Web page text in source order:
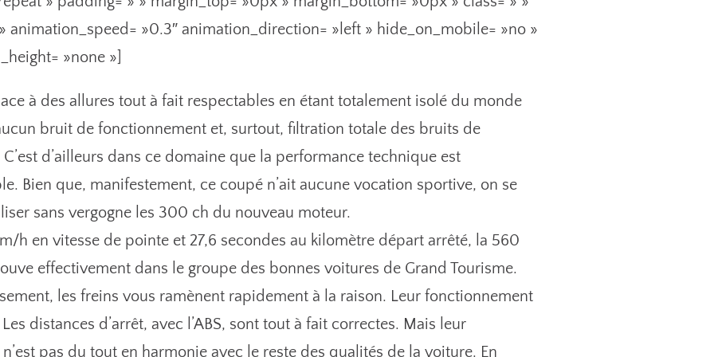
animation_speed= »0.3″ animation_direction= »left » hide_on_mobile= »no »
»none »]
à des allures tout à fait respectables en étant totalement isolé du monde
bruit de fonctionnement et, surtout, filtration totale des bruits de
d’ailleurs dans ce domaine que la performance technique est
Bien que, manifestement, ce coupé n’ait aucune vocation sportive, on se
sans vergogne les 300 ch du nouveau moteur.
h en vitesse de pointe et 27,6 secondes au kilomètre départ arrêté, la 560
effectivement dans le groupe des bonnes voitures de Grand Tourisme.
les freins vous ramènent rapidement à la raison. Leur fonctionnement
distances d’arrêt, avec l’ABS, sont tout à fait correctes. Mais leur
pas du tout en harmonie avec le reste des qualités de la voiture. En